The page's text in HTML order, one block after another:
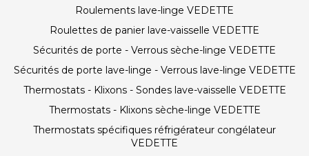
Roulements lave-linge VEDETTE
Roulettes de panier lave-vaisselle VEDETTE
Sécurités de porte - Verrous sèche-linge VEDETTE
Sécurités de porte lave-linge - Verrous lave-linge VEDETTE
Thermostats - Klixons - Sondes lave-vaisselle VEDETTE
Thermostats - Klixons sèche-linge VEDETTE
Thermostats spécifiques réfrigérateur congélateur
VEDETTE